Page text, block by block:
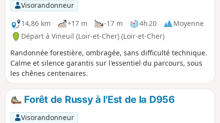
Visorandonneur
14,86 km
+17 m -17 m 4h 20
Moyenne
Départ à Vineuil (Loir-et-Cher) (Loir-et-Cher)
Randonnée forestière, ombragée, sans difficulté technique.
Calme et silence garantis sur l'essentiel du parcours, sous
les chênes centenaires.
Forêt de Russy à l'Est de la D956
Visorandonneur